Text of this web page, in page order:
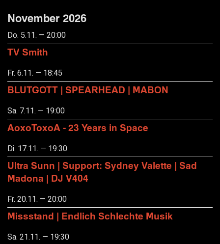
November 2026
Do. 5.11. — 20:00
TV Smith
Fr. 6.11. — 18:45
BLUTGOTT | SPEARHEAD | MABON
Sa. 7.11. — 19:00
AoxoToxoA - 23 Years in Space
Di. 17.11. — 19:30
Ultra Sunn | Support: Sydney Valette | Sad
Madona | DJ V404
Fr. 20.11. — 20:00
Missstand | Endlich Schlechte Musik
Sa. 21.11. — 19:30